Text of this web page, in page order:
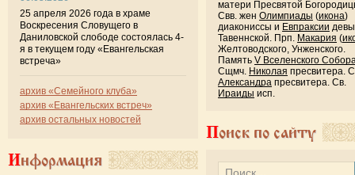
25 апреля 2026 года в храме
Воскресения Словущего в
Даниловской слободе состоялась 4-
я в текущем году «Евангельская
встреча»
архив «Семейного клуба»
архив «Евангельских встреч»
архив остальных новостей
Информация
матери Пресвятой
Свв. жен Олимпиады (икона)
диакониссы и Евпраксии
Тавеннской. Прп. Макария (
Желтоводского, Унженского.
Память V Вселенского
Сщмч. Николая пресвитера.
Александра пресвитера. Св.
Ираиды исп.
Поиск по сайту